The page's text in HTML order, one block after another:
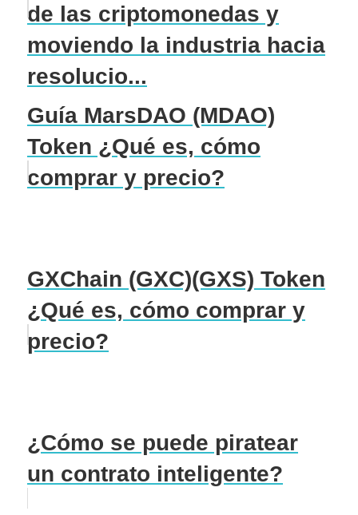
de las criptomonedas y
moviendo la industria hacia
resolucio...
Guía MarsDAO (MDAO)
Token ¿Qué es, cómo
comprar y precio?
GXChain (GXC)(GXS) Token
¿Qué es, cómo comprar y
precio?
¿Cómo se puede piratear
un contrato inteligente?